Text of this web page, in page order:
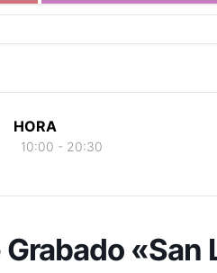
HORA
10:00 - 20:30
«San